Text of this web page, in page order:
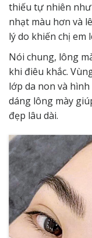
thiếu tự nhiên
nhạt màu hơn và
lý do khiến chị em
Nói chung, lông
khi điêu khắc.
lớp da non và
dáng lông mày
đẹp lâu dài.